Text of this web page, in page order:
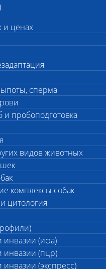
и ценах
сперма
и пробоподготовка
видов животных
комплексы собак
цитология
инвазии (ифа)
инвазии (пцр)
(экспресс)
окраса
Цена, руб.
2 400p (Время